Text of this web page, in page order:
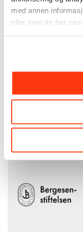
med annen
eller som de har
tjenestene deres.
Les mer om bruk
Les mer om
kunstnerskap
samling og
komplette
av